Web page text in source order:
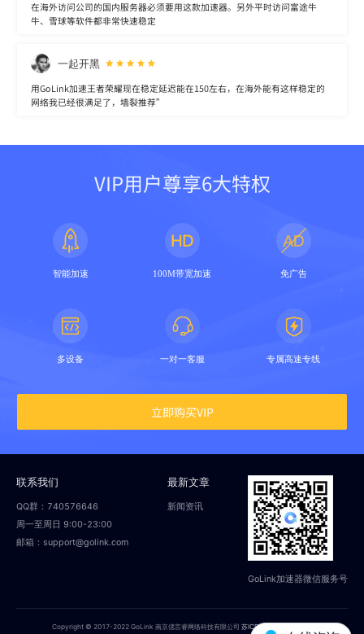
在海外访问公司的国内服务器必须要用这款加速器。另外平时访问富途牛
牛、雪球等软件都非常快速稳定
一起开黑
用GoLink加速王者荣耀现在稳定延迟能在150左右，在海外能有这样稳定的
网络我已经很满足了，墙裂推荐”
VIP用户尊享6大特权
智能加速 100M带宽加速 免广告
多设备 一对一客服 专属高速专线
立即购买VIP
联系我们
QQ群：740576646
周一至周日 9:00-23:00
邮箱：support@golink.com
最新文章
新闻资讯
GoLink加速器微信服务号
Copyright © 2017-2022 GoLink 南京偲言睿网络科技有限公司苏ICP备18014251号-2